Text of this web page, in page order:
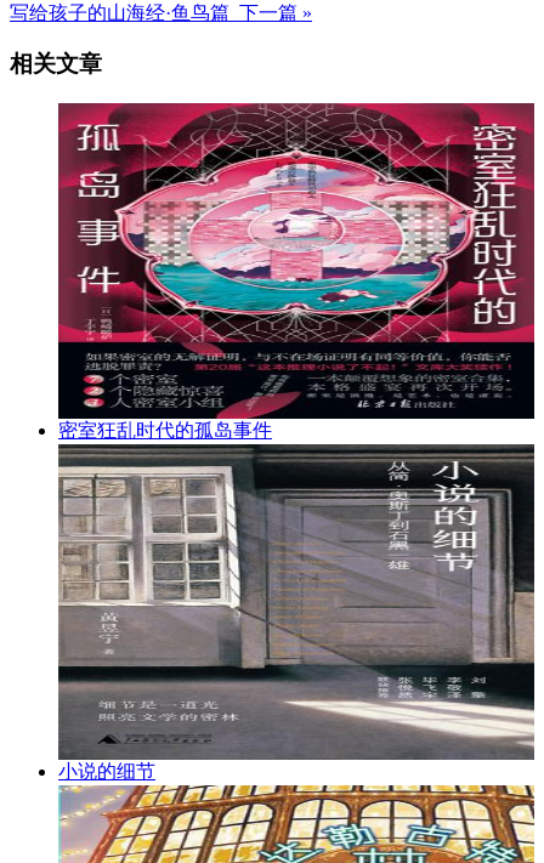
写给孩子的山海经·鱼鸟篇 下一篇 »
相关文章
密室狂乱时代的孤岛事件
小说的细节